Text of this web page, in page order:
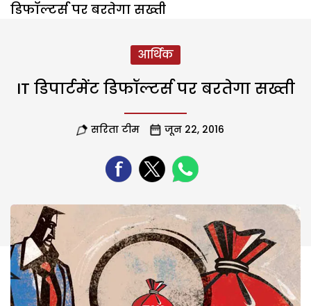
डिफॉल्टर्स पर बरतेगा सख्ती
आर्थिक
IT डिपार्टमेंट डिफॉल्टर्स पर बरतेगा सख्ती
सरिता टीम जून 22, 2016